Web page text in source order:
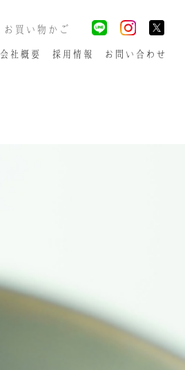
お買い物かご
会社概要 採用情報 お問い合わせ